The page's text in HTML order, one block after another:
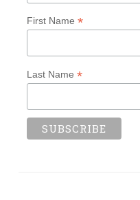
First Name *
Last Name *